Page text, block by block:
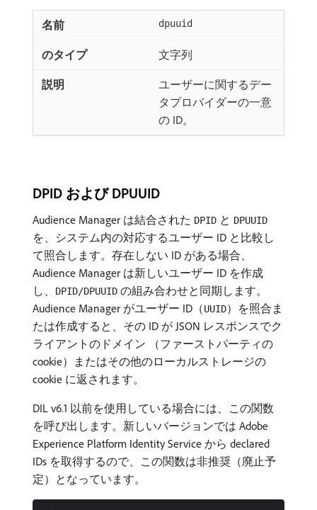
dpuuid
文字列
ユーザーに関するデー
タプロバイダーの一意
の ID。
DPID および DPUUID
Audience Manager は結合された DPID と DPUUID
を、システム内の対応するユーザー ID と比較し
て照合します。存在しない ID がある場合、
Audience Manager は新しいユーザー ID を作成
し、
DPID/DPUUID の組み合わせと同期します。
Audience Manager がユーザー ID（UUID）を照合ま
たは作成すると、その ID が JSON レスポンスでク
ライアントのドメイン （ファーストパーティの
cookie）またはその他のローカルストレージの
cookie に返されます。
DIL v6.1 以前を使用している場合には、この関数
を呼び出します。新しいバージョンでは Adobe
Experience Platform Identity Service から declared
IDs を取得するので、この関数は非推奨（廃止予
定）となっています。